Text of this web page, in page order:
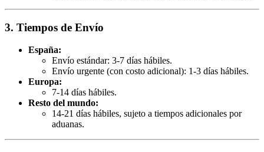
3. Tiempos de Envío
España:
Envío estándar: 3-7 días hábiles.
Envío urgente (con costo adicional): 1-3 días hábiles.
Europa:
7-14 días hábiles.
Resto del mundo:
14-21 días hábiles, sujeto a tiempos adicionales por
aduanas.